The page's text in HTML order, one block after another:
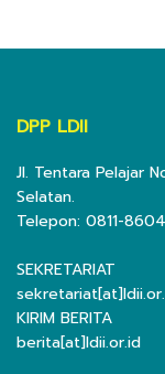
DPP LDII
Jl. Tentara Pelajar
Selatan.
Telepon: 0811-
SEKRETARIAT
KIRIM BERITA
berita[at]ldii.or.id